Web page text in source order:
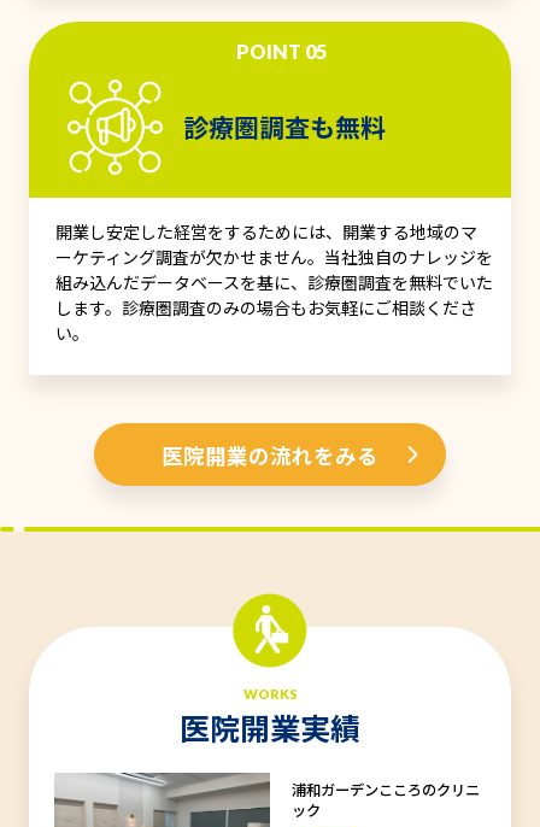
POINT 05
診療圏調査も無料
開業し安定した経営をするためには、開業する地域のマ
ーケティング調査が欠かせません。当社独自のナレッジを
組み込んだデータベースを基に、診療圏調査を無料でいた
します。診療圏調査のみの場合もお気軽にご相談くださ
い。
医院開業の流れをみる
WORKS
医院開業実績
浦和ガーデンこころのクリニ
ック